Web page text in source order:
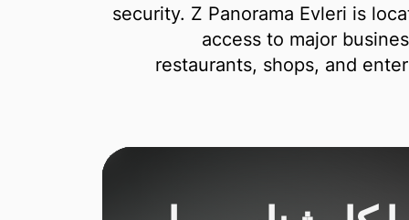
security. Z Panorama Evleri is
access to major
restaurants, shops, and